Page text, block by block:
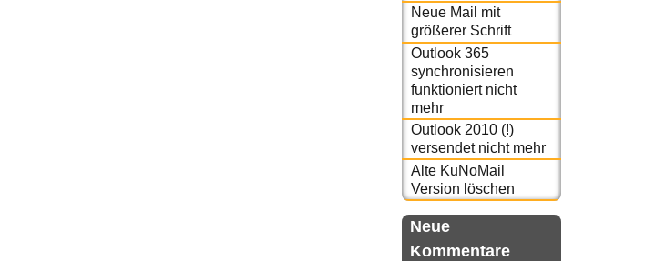
Neue Mail mit
größerer Schrift
Outlook 365
synchronisieren
funktioniert nicht
mehr
Outlook 2010 (!)
versendet nicht mehr
Alte KuNoMail
Version löschen
Neue
Kommentare